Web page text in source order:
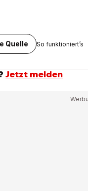
Quelle So funktioniert’s
Jetzt melden